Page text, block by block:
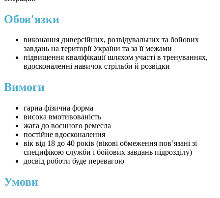
Обов'язки
виконання диверсійних, розвідувальних та бойових
завдань на території України та за її межами
підвищення кваліфікації шляхом участі в тренуваннях,
вдосконаленні навичок стрільби й розвідки
Вимоги
гарна фізична форма
висока вмотивованість
жага до воєнного ремесла
постійне вдосконалення
вік від 18 до 40 років (вікові обмеження повʼязані зі
специфікою служби і бойових завдань підрозділу)
досвід роботи буде перевагою
Умови